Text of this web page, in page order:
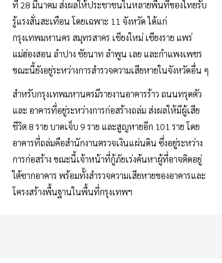
ที่ 28 มีนาคม ส่งผลให้ประชาชนในหลายพื้นที่ของไทยรับ
รู้แรงสั่นสะเทือน โดยเฉพาะ 11 จังหวัด ได้แก่
กรุงเทพมหานคร สมุทรสาคร เชียงใหม่ เชียงราย แพร่
แม่ฮ่องสอน ลำปาง ชัยนาท ลำพูน เลย และกำแพงเพชร
ขณะนี้ยังอยู่ระหว่างการสำรวจความเสียหายในจังหวัดอื่น ๆ
สำหรับกรุงเทพมหานครมีรายงานอาคารร้าว ถนนทรุดตัว
และ อาคารที่อยู่ระหว่างการก่อสร้างถล่ม ส่งผลให้มีผู้เสีย
ชีวิต 8 ราย บาดเจ็บ 9 ราย และสูญหายอีก 101 ราย โดย
อาคารที่ถล่มคือสำนักงานตรวจเงินแผ่นดิน ซึ่งอยู่ระหว่าง
การก่อสร้าง ขณะนี้เจ้าหน้าที่กู้ภัยเร่งค้นหาผู้ที่อาจติดอยู่
ใต้ซากอาคาร พร้อมทั้งสำรวจความเสียหายของอาคารและ
โครงสร้างพื้นฐานในพื้นที่กรุงเทพฯ